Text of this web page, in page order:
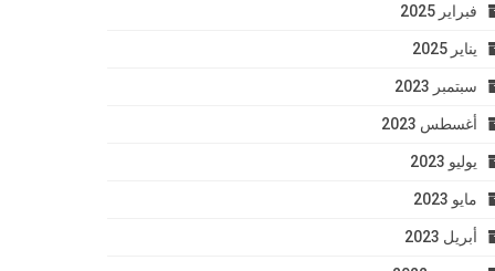
فبراير 2025
يناير 2025
سبتمبر 2023
أغسطس 2023
يوليو 2023
مايو 2023
أبريل 2023